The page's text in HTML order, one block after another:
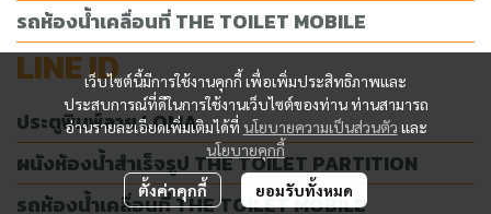
เว็บไซต์นี้มีการใช้งานคุกกี้ เพื่อเพิ่มประสิทธิภาพและ
ประสบการณ์ที่ดีในการใช้งานเว็บไซต์ของท่าน ท่านสามารถ
อ่านรายละเอียดเพิ่มเติมได้ที่ นโยบายความเป็นส่วนตัว และ
นโยบายคุกกี้
ตั้งค่าคุกกี้ ยอมรับทั้งหมด
รถห้องน้ำเคลื่อนที่ THE TOILET MOBILE
LINE ID
ประตูพิมพ์ลาย LOMA
ผนังห้องน้ำสำเร็จรูป THE TOILET PARTITION
รถห้องน้ำเคลื่อนที่ THE TOILET MOBILE